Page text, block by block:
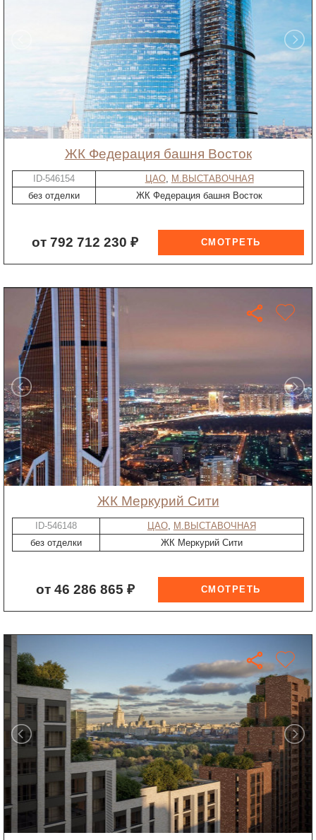
ЖК Федерация башня Восток
ID-546154 ЦАО, М.ВЫСТАВОЧНАЯ
без отделки
ЖК Федерация башня Восток
от 792 712 230 ₽
ЖК Меркурий Сити
ID-546148 ЦАО, М.ВЫСТАВОЧНАЯ
без отделки
ЖК Меркурий Сити
от 46 286 865 ₽